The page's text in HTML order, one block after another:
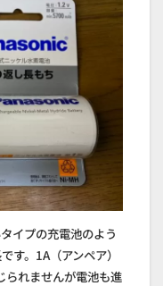
イプの充電池のよう
す。1A（アンペア）
られませんが電池も進